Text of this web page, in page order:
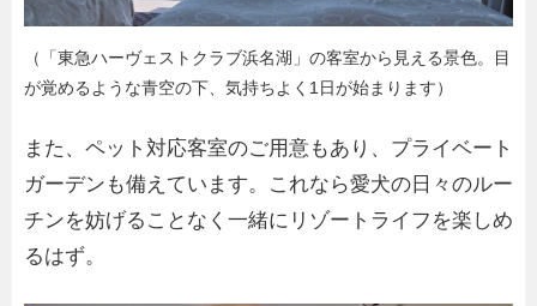
（「東急ハーヴェストクラブ浜名湖」の客室から見える景色。目
が覚めるような青空の下、気持ちよく1日が始まります）
また、ペット対応客室のご用意もあり、プライベート
ガーデンも備えています。これなら愛犬の日々のルー
チンを妨げることなく一緒にリゾートライフを楽しめ
るはず。